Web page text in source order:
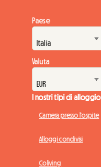
Paese
Valuta
I nostri tipi di alloggio
Camera presso l'ospite
Alloggi condivisi
Coliving